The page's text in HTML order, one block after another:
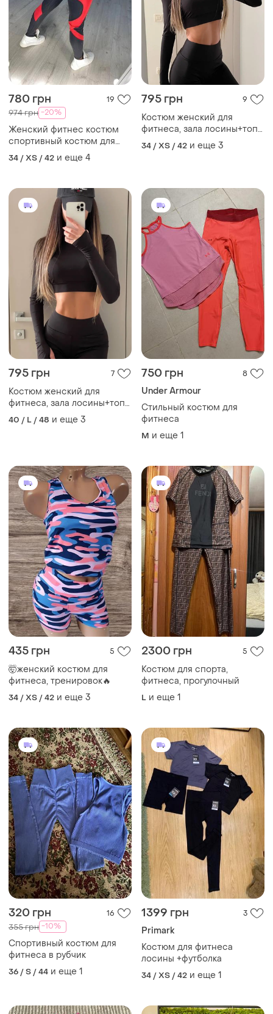
780 грн 19
974 грн -20%
Женский фитнес костюм
спортивный костюм для
фитнеса 7122
34 / XS / 42 и еще 4
795 грн 9
Костюм женский для
фитнеса, зала лосины+топ
микродайвинг 4 цвета
rin1346-0137oве
34 / XS / 42 и еще 3
795 грн 7
Костюм женский для
фитнеса, зала лосины+топ
микродайвинг 4 цвета
rin1346-0137oве
40 / L / 48 и еще 3
750 грн 8
Under Armour
Стильный костюм для
фитнеса
M и еще 1
435 грн 5
🤯женский костюм для
фитнеса, тренировок🔥
34 / XS / 42 и еще 3
2300 грн 5
Костюм для спорта,
фитнеса, прогулочный
L и еще 1
320 грн 16
355 грн -10%
Спортивный костюм для
фитнеса в рубчик
36 / S / 44 и еще 1
1399 грн 3
Primark
Костюм для фитнеса
лосины +футболка
34 / XS / 42 и еще 1